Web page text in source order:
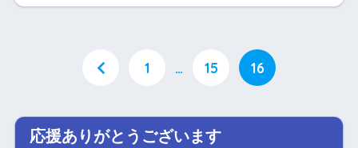
1 … 15 16
応援ありがとうございます